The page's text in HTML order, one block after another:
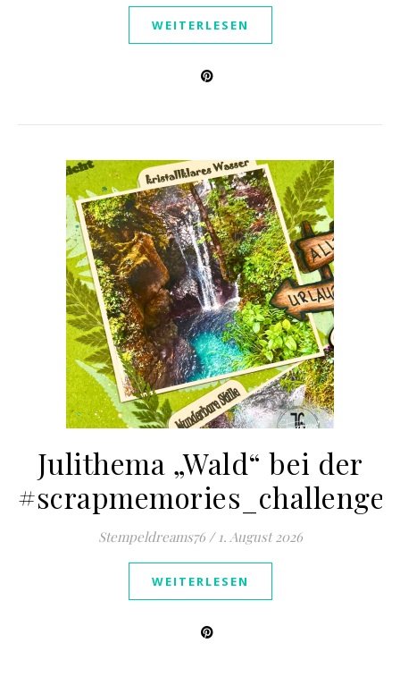
WEITERLESEN
Julithema „Wald“ bei der
#scrapmemories_challenge
Stempeldreams76 / 1. August 2026
WEITERLESEN